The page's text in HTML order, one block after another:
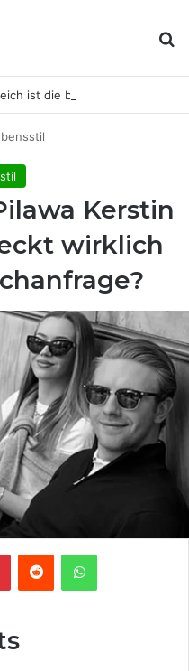
Kerstin
wirklich
PinterestReddit WhatsApp